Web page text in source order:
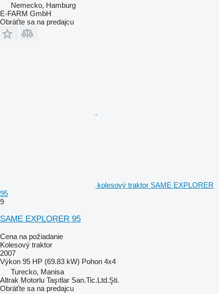
Nemecko, Hamburg
E-FARM GmbH
Obráťte sa na predajcu
kolesový traktor SAME EXPLORER
95
9
SAME EXPLORER 95
Cena na požiadanie
Kolesový traktor
2007
Výkon 95 HP (69.83 kW) Pohon 4x4
Turecko, Manisa
Altrak Motorlu Taşıtlar San.Tic.Ltd.Şti.
Obráťte sa na predajcu